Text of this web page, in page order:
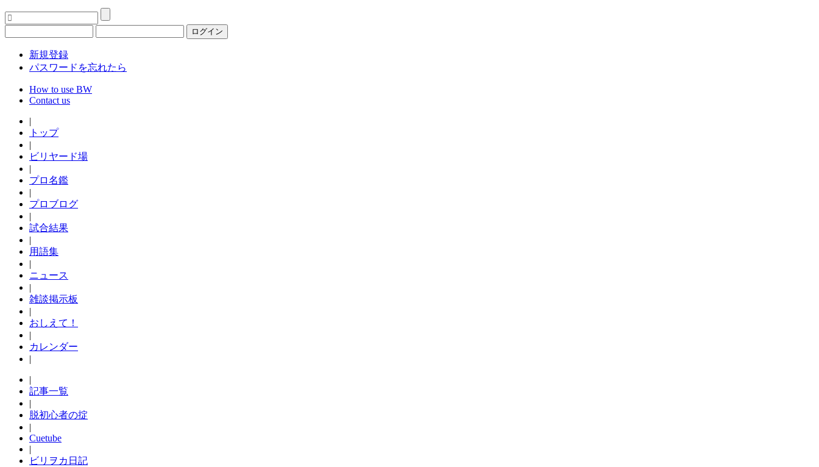
ログイン
新規登録
パスワードを忘れたら
How to use BW
Contact us
|
トップ
|
ビリヤード場
|
プロ名鑑
|
プロブログ
|
試合結果
|
用語集
|
ニュース
|
雑談掲示板
|
おしえて！
|
カレンダー
|
|
記事一覧
|
脱初心者の掟
|
Cuetube
|
ビリヲカ日記